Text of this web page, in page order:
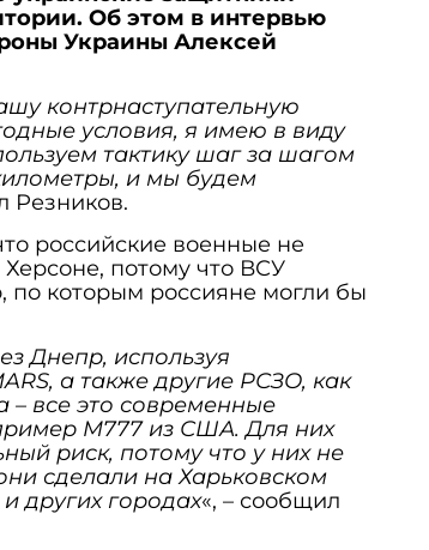
Об этом в интервью
Украины Алексей
контрнаступательную
условия, я имею в виду
тактику шаг за шагом
и мы будем
Резников.
российские военные не
потому что ВСУ
по которым россияне могли бы
Днепр, используя
а также другие РСЗО, как
– все это современные
M777 из США. Для них
риск, потому что у них не
сделали на Харьковском
других городах«, – сообщил